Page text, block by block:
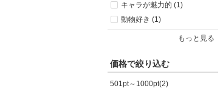
キャラが魅力的 (1)
動物好き (1)
もっと見る
価格で絞り込む
501pt～1000pt(2)